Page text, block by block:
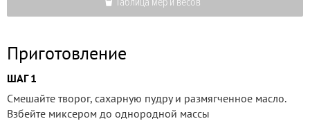
Приготовление
ШАГ 1
Смешайте творог, сахарную пудру и размягченное масло.
Взбейте миксером до однородной массы